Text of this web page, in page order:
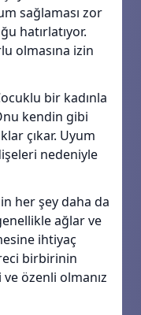
sağlaması zor
hatırlatıyor.
olmasına izin
bir kadınla
kendin gibi
çıkar. Uyum
nedeniyle
her şey daha da
ağlar ve
ihtiyaç
birbirinin
ve özenli olmanız